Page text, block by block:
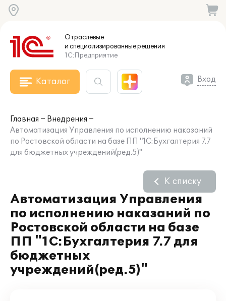
Отраслевые
и специализированныерешения
1С:Предприятие
Каталог Вход
Главная
Внедрения
Автоматизация Управления по исполнению наказаний
по Ростовской области на базе ПП "1С:Бухгалтерия 7.7
для бюджетных учреждений(ред.5)"
Автоматизация Управления
по исполнению наказаний по
Ростовской области на базе
ПП "1С:Бухгалтерия 7.7 для
бюджетных
учреждений(ред.5)"
К списку